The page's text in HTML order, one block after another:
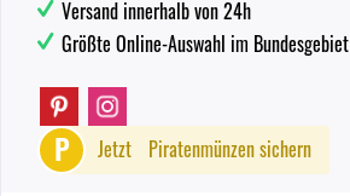
Versand innerhalb von 24h
Größte Online-Auswahl im Bundesgebiet
P Jetzt Piratenmünzen sichern